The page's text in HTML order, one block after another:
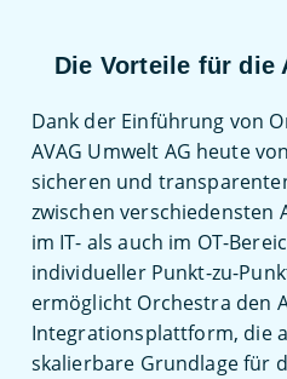
Die Vorteile für die
Dank der Einführung von
AVAG Umwelt AG heute
sicheren und
zwischen verschiedensten
im IT- als auch im OT-
individueller Punkt-zu-
ermöglicht Orchestra den
Integrationsplattform, die
skalierbare Grundlage für